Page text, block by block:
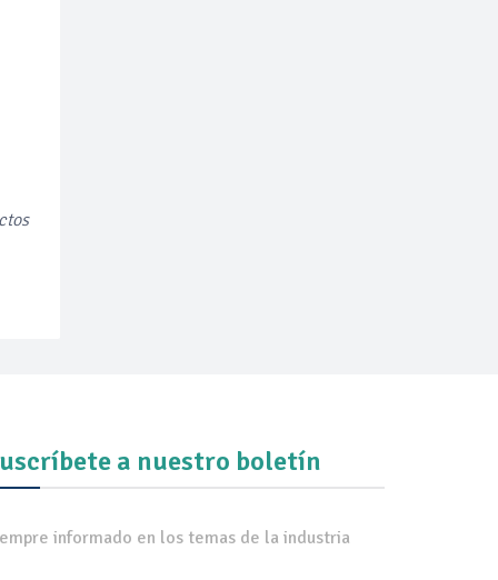
a nuestro boletín
informado en los temas de la industria